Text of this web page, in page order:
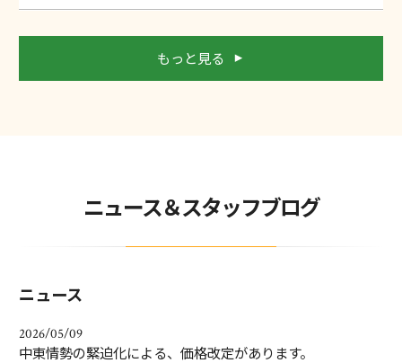
もっと見る
ニュース＆スタッフブログ
ニュース
2026/05/09
中東情勢の緊迫化による、価格改定があります。